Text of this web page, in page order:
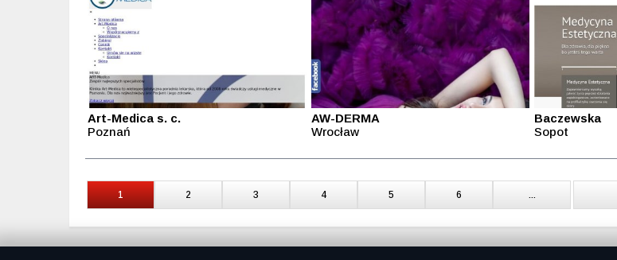
Art-Medica s. c.
Poznań
AW-DERMA
Wrocław
Baczewska
Sopot
1 2 3 4 5 6 ...